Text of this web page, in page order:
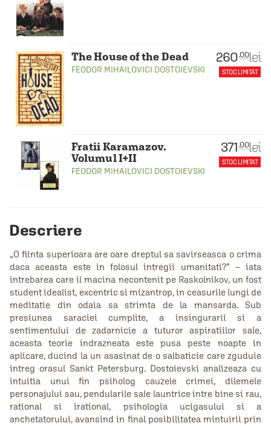
The House of the Dead
FEODOR MIHAILOVICI DOSTOIEVSKI
260.00lei
STOC LIMITAT
Fratii Karamazov.
Volumul I+II
FEODOR MIHAILOVICI DOSTOIEVSKI
371 .00lei
STOC LIMITAT
Descriere
„O fiinta superioara are oare dreptul sa savirseasca o crima
daca aceasta este in folosul intregii umanitati?” – iata
intrebarea care il macina necontenit pe Raskolnikov, un fost
student idealist, excentric si mizantrop, in ceasurile lungi de
meditatie din odaia sa strimta de la mansarda. Sub
presiunea saraciei cumplite, a insingurarii si a
sentimentului de zadarnicie a tuturor aspiratiilor sale,
aceasta teorie indrazneata este pusa peste noapte in
aplicare, ducind la un asasinat de o salbaticie care zguduie
intreg orasul Sankt Petersburg. Dostoievski analizeaza cu
intuitia unui fin psiholog cauzele crimei, dilemele
personajului sau, pendularile sale launtrice intre bine si rau,
rational si irational, psihologia ucigasului si a
anchetatorului, avansind in final posibilitatea mintuirii prin